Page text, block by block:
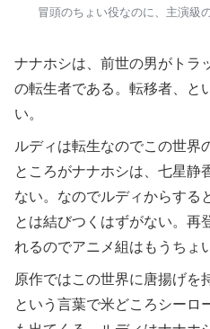
冒頭のちょい役なのに、主演級
ナナホシは、前世の男がトラ
の転生者である。転移者、と
い。
ルディは転生なのでこの世界
ところがナナホシは、七星静
ない。なのでルディからする
とは結びつくはずがない。再
れるのでアニメ組はもうちょ
原作ではこの世界に唐揚げを
という言葉で米どころシーロ